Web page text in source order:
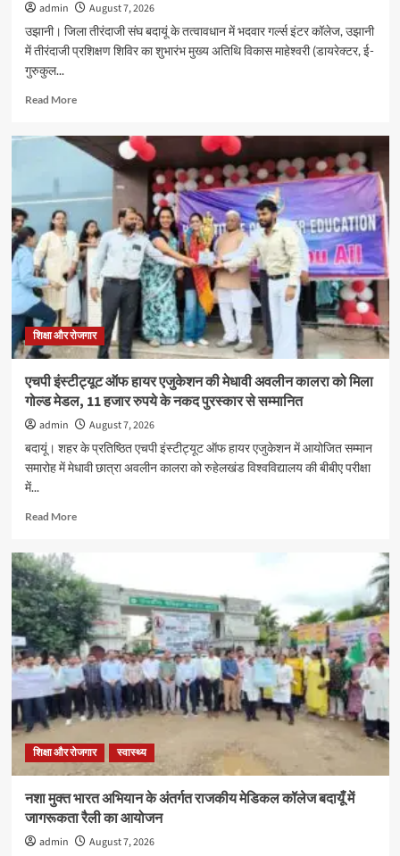
admin
August 7, 2026
उझानी। जिला तीरंदाजी संघ बदायूं के तत्वावधान में भदवार गर्ल्स इंटर कॉलेज, उझानी
में तीरंदाजी प्रशिक्षण शिविर का शुभारंभ मुख्य अतिथि विकास माहेश्वरी (डायरेक्टर, ई-
गुरुकुल...
Read MoreRead
भदवार
कॉलेज
तीरंदाजी
प्रशिक्षण
शिविर
का
शुभारंभ
शिक्षा और रोजगार
एचपी इंस्टीट्यूट ऑफ हायर एजुकेशन की मेधावी अवलीन कालरा को मिला
गोल्ड मेडल, 11 हजार रुपये के नकद पुरस्कार से सम्मानित
admin
August 7, 2026
बदायूं। शहर के प्रतिष्ठित एचपी इंस्टीट्यूट ऑफ हायर एजुकेशन में आयोजित सम्मान
समारोह में मेधावी छात्रा अवलीन कालरा को रुहेलखंड विश्वविद्यालय की बीबीए परीक्षा
में...
Read MoreRead
इंस्टीट्यूट
ऑफ
हायर
एजुकेशन
की
मेधावी
अवलीन
कालरा
को
गोल्ड
मेडल,
हजार
रुपये
के
शिक्षा और रोजगार स्वास्थ्य
नशा मुक्त भारत अभियान के अंतर्गत राजकीय मेडिकल कॉलेज बदायूँ में
जागरूकता रैली का आयोजन
admin
August 7, 2026